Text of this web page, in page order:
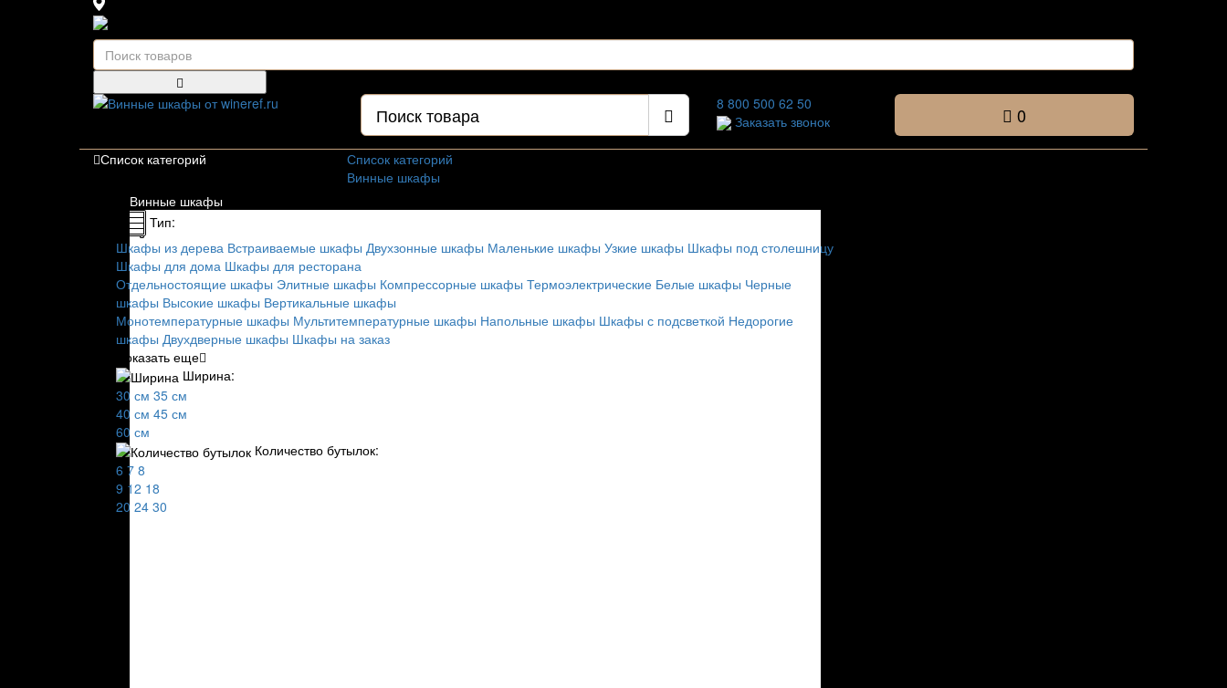
8 800 500 62 50
Заказать звонок
0
Список категорий
Винные шкафы
Тип:
Шкафы из дерева Встраиваемые шкафы Двухзонные шкафы Маленькие шкафы Узкие шкафы Шкафы под столешницу
Шкафы для дома Шкафы для ресторана
Отдельностоящие шкафы Элитные шкафы Компрессорные шкафы Термоэлектрические Белые шкафы Черные
шкафы Высокие шкафы Вертикальные шкафы
Монотемпературные шкафы Мультитемпературные шкафы Напольные шкафы Шкафы с подсветкой Недорогие
шкафы Двухдверные шкафы Шкафы на заказ
Показать еще
Ширина:
30 см 35 см
40 см 45 см
60 см
Количество бутылок:
6 7 8
9 12 18
20 24 30
Список категорий
Винные шкафы
Шкафы из дерева
Двухзонные шкафы
Маленькие шкафы
Узкие шкафы
Шкафы под столешницу
Шкафы для дома
Шкафы для ресторана
Высокие шкафы